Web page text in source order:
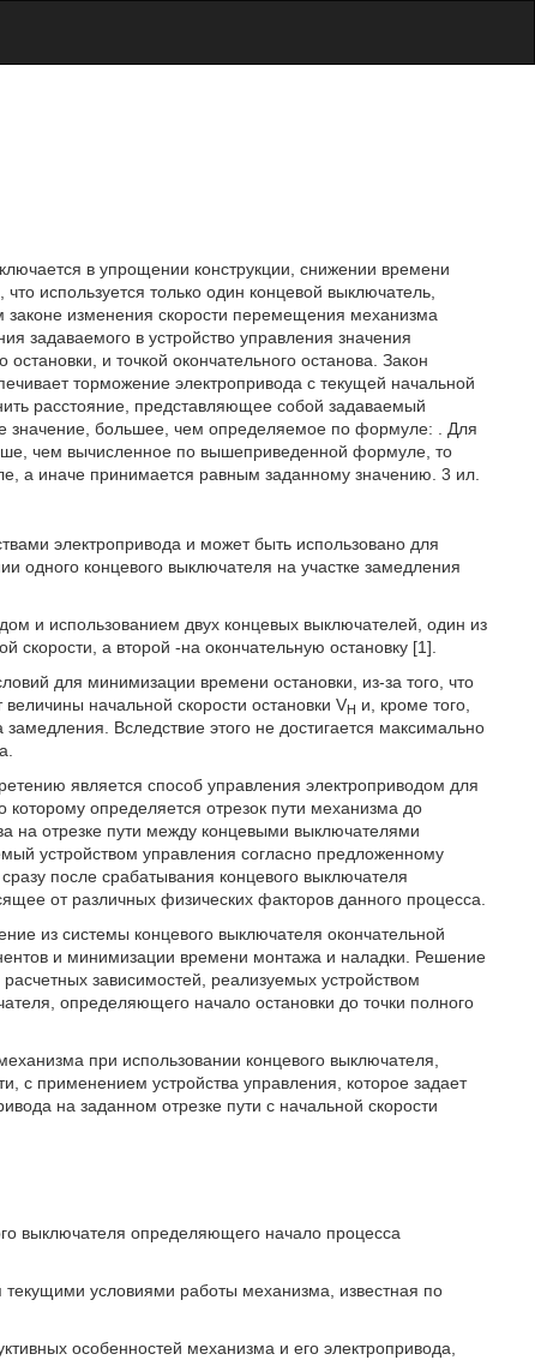
в упрощении конструкции, снижении времени
используется только один концевой выключатель,
изменения скорости перемещения механизма
задаваемого в устройство управления значения
и точкой окончательного останова. Закон
торможение электропривода с текущей начальной
расстояние , представляющее собой задаваемый
значение, большее, чем определяемое по формуле:
. Для
чем вычисленное по вышеприведенной формуле, то
а иначе принимается равным заданному значению. 3 ил.
электропривода и может быть использовано для
одного концевого выключателя на участке замедления
и использованием двух концевых выключателей, один из
а второй -на окончательную остановку [1].
для минимизации времени остановки, из-за того, что
начальной скорости остановки VH и, кроме того,
Вследствие этого не достигается максимально
является способ управления электроприводом для
определяется отрезок пути механизма до
на отрезке пути между концевыми выключателями
устройством управления согласно предложенному
после срабатывания концевого выключателя
от различных физических факторов данного процесса.
из системы концевого выключателя окончательной
и минимизации времени монтажа и наладки. Решение
зависимостей, реализуемых устройством
определяющего начало остановки до точки полного
при использовании концевого выключателя,
с применением устройства управления, которое задает
на заданном отрезке пути с начальной скорости
выключателя определяющего начало процесса
условиями работы механизма, известная по
особенностей механизма и его электропривода,